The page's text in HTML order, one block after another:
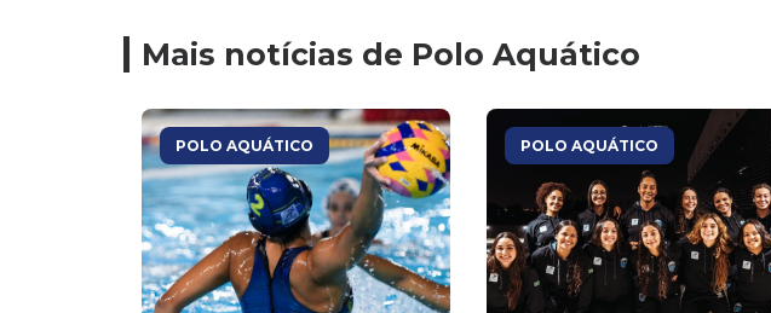
Mais notícias de Polo Aquático
POLO AQUÁTICO POLO AQUÁTICO